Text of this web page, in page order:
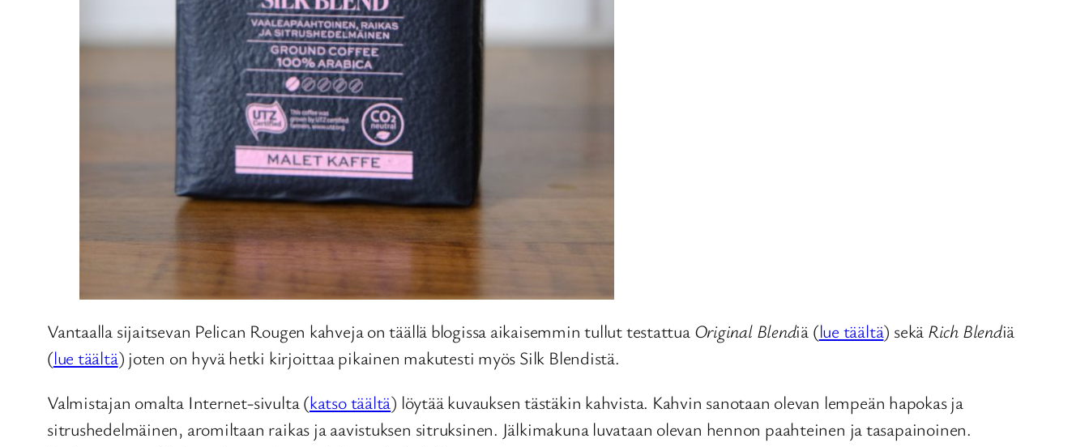
Vantaalla sijaitsevan Pelican Rougen kahveja on täällä blogissa aikaisemmin tullut testattua Original Blendiä (lue täältä) sekä Rich Blendiä
(lue täältä) joten on hyvä hetki kirjoittaa pikainen makutesti myös Silk Blendistä.
Valmistajan omalta Internet-sivulta (katso täältä) löytää kuvauksen tästäkin kahvista. Kahvin sanotaan olevan lempeän hapokas ja
sitrushedelmäinen, aromiltaan raikas ja aavistuksen sitruksinen. Jälkimakuna luvataan olevan hennon paahteinen ja tasapainoinen.